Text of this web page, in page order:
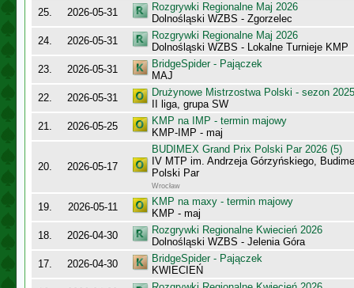
25.
2026-05-31
Rozgrywki Regionalne Maj 2026
Dolnośląski WZBS - Zgorzelec
24.
2026-05-31
Rozgrywki Regionalne Maj 2026
Dolnośląski WZBS - Lokalne Turnieje KMP
23.
2026-05-31
BridgeSpider - Pajączek
MAJ
22.
2026-05-31
Drużynowe Mistrzostwa Polski - sezon
II liga, grupa SW
21.
2026-05-25
KMP na IMP - termin majowy
KMP-IMP - maj
20. 2026-05-17
BUDIMEX Grand Prix Polski Par 2026 (5)
IV MTP im. Andrzeja Górzyńskiego,
Polski Par
Wrocław
19. 2026-05-11
KMP na maxy - termin majowy
KMP - maj
18.
2026-04-30
Rozgrywki Regionalne Kwiecień 2026
Dolnośląski WZBS - Jelenia Góra
17.
2026-04-30
BridgeSpider - Pajączek
KWIECIEŃ